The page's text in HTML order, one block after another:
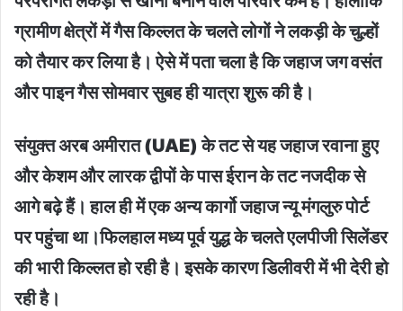
ग्रामीण क्षेत्रों में गैस किल्लत के चलते लोगों ने लकड़ी के चुल्हों
को तैयार कर लिया है। ऐसे में पता चला है कि जहाज जग वसंत
और पाइन गैस सोमवार सुबह ही यात्रा शुरू की है।
संयुक्त अरब अमीरात (UAE) के तट से यह जहाज रवाना हुए
और केशम और लारक द्वीपों के पास ईरान के तट नजदीक से
आगे बढ़े हैं। हाल ही में एक अन्य कार्गो जहाज न्यू मंगलुरु पोर्ट
पर पहुंचा था।फिलहाल मध्य पूर्व युद्ध के चलते एलपीजी सिलेंडर
की भारी किल्लत हो रही है। इसके कारण डिलीवरी में भी देरी हो
रही है।